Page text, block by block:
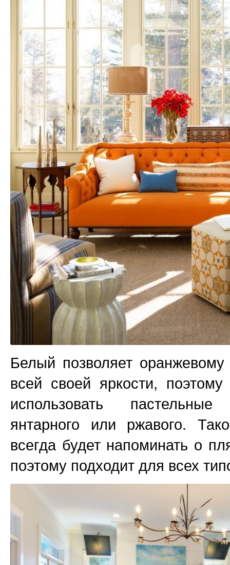
Белый позволяет оранжевому
всей своей яркости,
использовать
янтарного или ржавого.
всегда будет напоминать о
поэтому подходит для всех